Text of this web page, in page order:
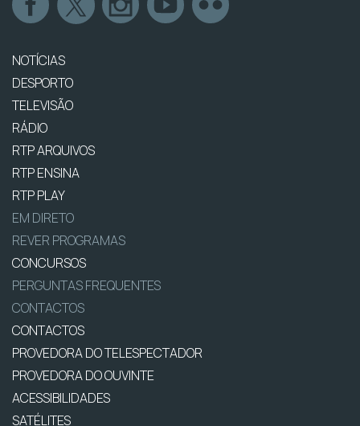
NOTÍCIAS
DESPORTO
TELEVISÃO
RÁDIO
RTP ARQUIVOS
RTP ENSINA
RTP PLAY
EM DIRETO
REVER PROGRAMAS
CONCURSOS
PERGUNTAS FREQUENTES
CONTACTOS
CONTACTOS
PROVEDORA DO TELESPECTADOR
PROVEDORA DO OUVINTE
ACESSIBILIDADES
SATÉLITES